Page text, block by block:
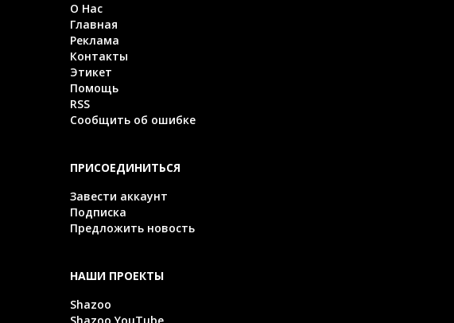
О Нас
Главная
Реклама
Контакты
Этикет
Помощь
RSS
Сообщить об ошибке
ПРИСОЕДИНИТЬСЯ
Завести аккаунт
Подписка
Предложить новость
НАШИ ПРОЕКТЫ
Shazoo